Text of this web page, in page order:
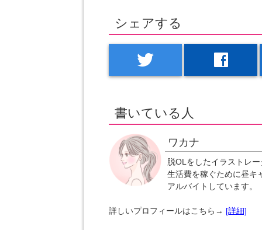
シェアする
twitter facebook
書いている人
ワカナ
脱OLをしたイラストレー
生活費を稼ぐために昼キ
アルバイトしています。
詳しいプロフィールはこちら→ [詳細]